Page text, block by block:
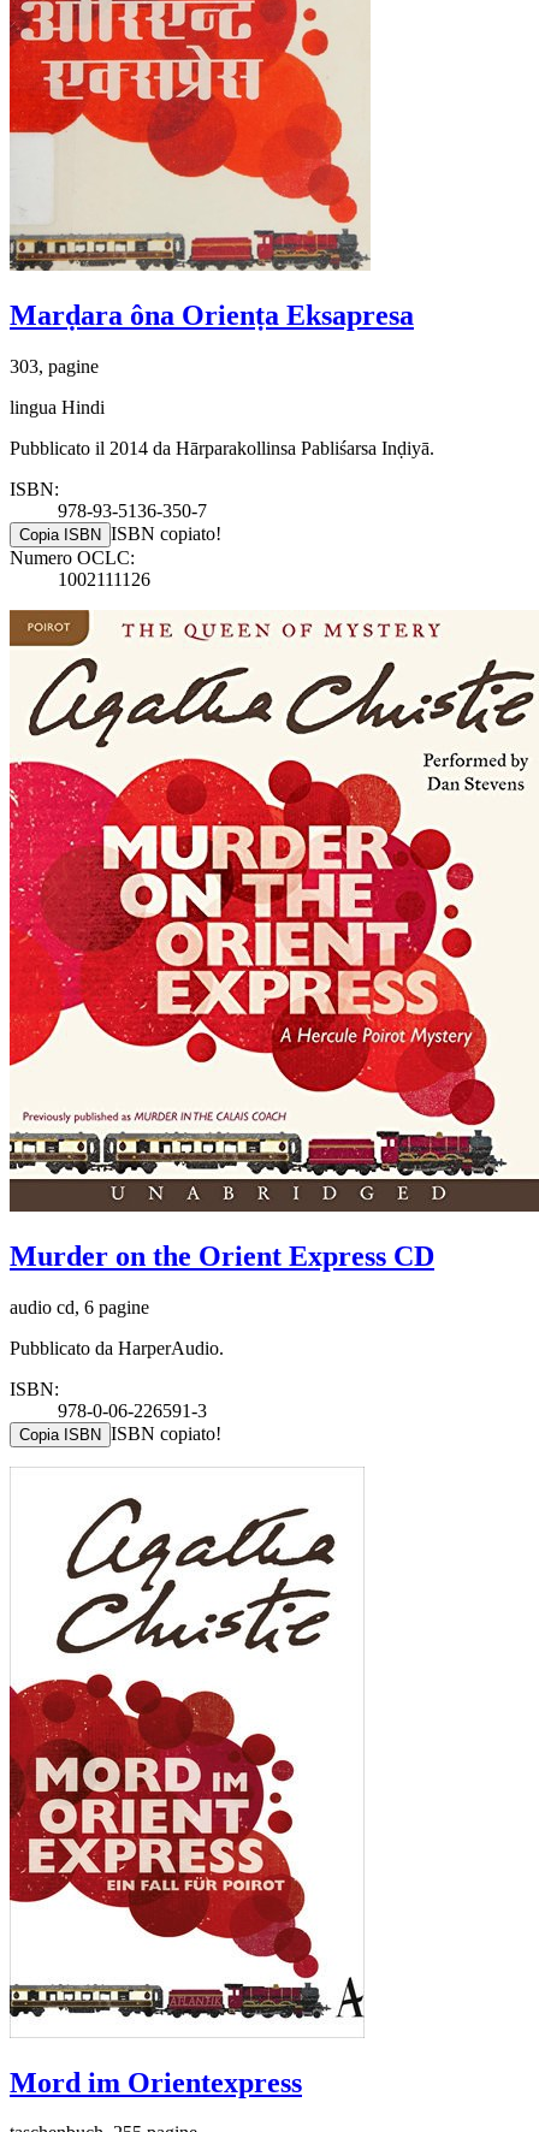
Marḍara ôna Orienṭa Eksapresa
303, pagine
lingua Hindi
Pubblicato il 2014 da Hārparakollinsa Pabliśarsa Inḍiyā.
ISBN:
978-93-5136-350-7
Copia ISBN ISBN copiato!
Numero OCLC:
1002111126
Murder on the Orient Express CD
audio cd, 6 pagine
Pubblicato da HarperAudio.
ISBN:
978-0-06-226591-3
Copia ISBN ISBN copiato!
Mord im Orientexpress